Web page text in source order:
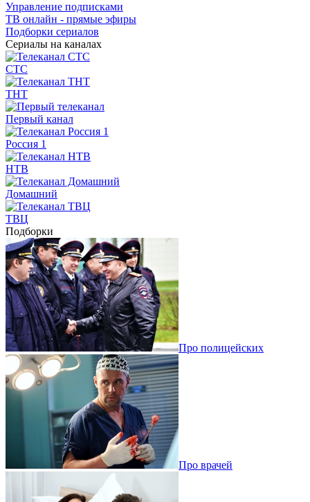
Управление подписками
ТВ онлайн - прямые эфиры
Подборки сериалов
Сериалы на каналах
СТС
ТНТ
Первый канал
Россия 1
НТВ
Домашний
ТВЦ
Подборки
Про полицейских
Про врачей